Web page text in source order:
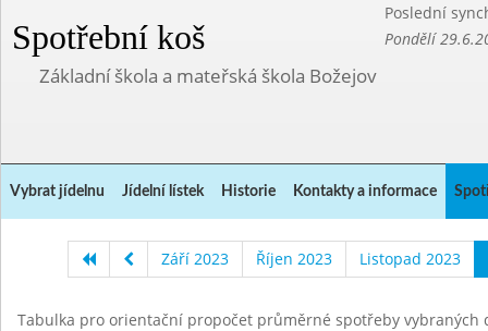
Spotřební koš
Poslední
Pondělí
Základní škola a mateřská škola Božejov
Vybrat jídelnu Jídelní lístek Historie Kontakty a informace
Září 2023 Říjen 2023 Listopad 2023
Tabulka pro orientační propočet průměrné spotřeby